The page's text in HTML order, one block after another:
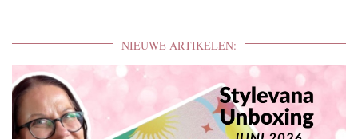
NIEUWE ARTIKELEN: